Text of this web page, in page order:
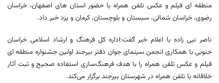
منطقه ای فیلم و عکس تلفن همراه با حضور استان های اصفهان، خراسان
رضوی، خراسان شمالی، سیستان و بلوچستان، کرمان و یزد خبر داد.
ناصر نبی زاده با اعلام خبر گفت:اداره کل فرهنگ و ارشاد اسلامی خراسان
جنوبی با همکاری انجمن سینمای جوان دفتر بیرجند اولین جشنواره‌ منطقه ای
فیلم و عکس تلفن همراه را با هدف فرهنگ‌سازی استفاده صحیح و ثبت آثار
خلاقانه با تلفن همراه در شهرستان بیرجند برگزار می‌کند.